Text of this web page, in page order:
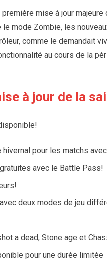
mise à jour
mode Zombie, les
comme le demandait
au cours de la
à jour de la
pour les matchs
avec le Battle Pass!
deux modes de jeu
a dead, Stone age et
pour une durée limitée